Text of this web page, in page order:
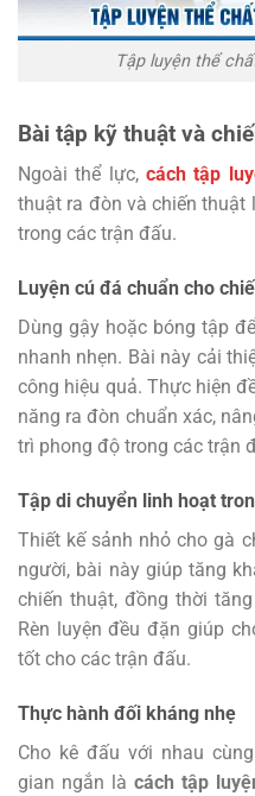
Tập luyện thể
Bài tập kỹ thuật và
Ngoài thể lực, cách tập
thuật ra đòn và chiến thuật
trong các trận đấu.
Luyện cú đá chuẩn cho
Dùng gậy hoặc bóng tập
nhanh nhẹn. Bài này cải
công hiệu quả. Thực hiện
năng ra đòn chuẩn xác,
trì phong độ trong các trận
Tập di chuyển linh hoạt
Thiết kế sảnh nhỏ cho gà
người, bài này giúp tăng
chiến thuật, đồng thời
Rèn luyện đều đặn giúp
tốt cho các trận đấu.
Thực hành đối kháng nhẹ
Cho kê đấu với nhau
gian ngắn là cách tập